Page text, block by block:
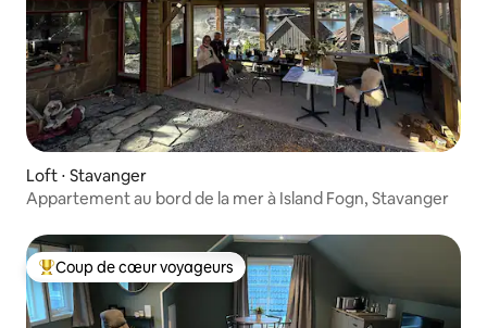
Loft ⋅ Stavanger
Appartement au bord de la mer à Island Fogn, Stavanger
Coups de cœur voyageurs les plus appréciés
Coup de cœur voyageurs